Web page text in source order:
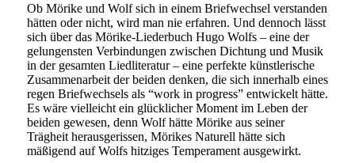
Ob Mörike und Wolf sich in einem Briefwechsel verstanden
hätten oder nicht, wird man nie erfahren. Und dennoch lässt
sich über das Mörike-Liederbuch Hugo Wolfs – eine der
gelungensten Verbindungen zwischen Dichtung und Musik
in der gesamten Liedliteratur – eine perfekte künstlerische
Zusammenarbeit der beiden denken, die sich innerhalb eines
regen Briefwechsels als “work in progress” entwickelt hätte.
Es wäre vielleicht ein glücklicher Moment im Leben der
beiden gewesen, denn Wolf hätte Mörike aus seiner
Trägheit herausgerissen, Mörikes Naturell hätte sich
mäßigend auf Wolfs hitziges Temperament ausgewirkt.